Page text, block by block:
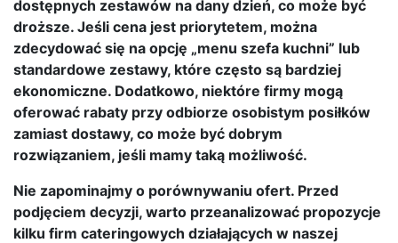
dostępnych zestawów na dany dzień, co może być
droższe. Jeśli cena jest priorytetem, można
zdecydować się na opcję „menu szefa kuchni” lub
standardowe zestawy, które często są bardziej
ekonomiczne. Dodatkowo, niektóre firmy mogą
oferować rabaty przy odbiorze osobistym posiłków
zamiast dostawy, co może być dobrym
rozwiązaniem, jeśli mamy taką możliwość.
Nie zapominajmy o porównywaniu ofert. Przed
podjęciem decyzji, warto przeanalizować propozycje
kilku firm cateringowych działających w naszej